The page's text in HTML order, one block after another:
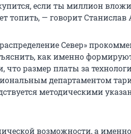
если ты миллион
топить, — говорит Станислав
Север»
как именно
размер платы за
департаментом
методическими
возможности, а